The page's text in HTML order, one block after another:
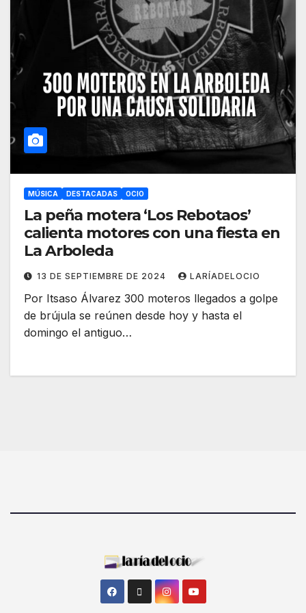
MÚSICA DESTACADAS OCIO
La peña motera ‘Los Rebotaos’
calienta motores con una fiesta en
La Arboleda
13 DE SEPTIEMBRE DE 2024 LARÍADELOCIO
Por Itsaso Álvarez 300 moteros llegados a golpe
de brújula se reúnen desde hoy y hasta el
domingo el antiguo…